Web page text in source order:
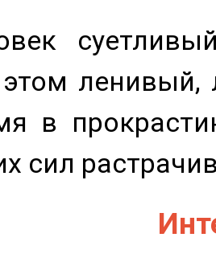
в
сил